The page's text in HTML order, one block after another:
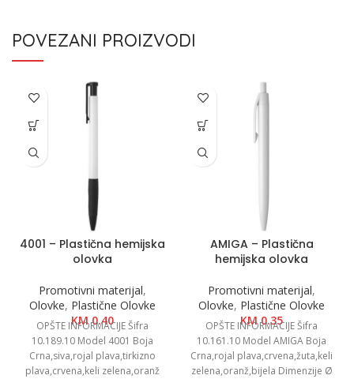
POVEZANI PROIZVODI
4001 – Plastična hemijska
olovka
Promotivni materijal,
Olovke, Plastične Olovke
KM0.40
OPŠTE INFORMACIJE Šifra
10.189.10 Model 4001 Boja
Crna,siva,rojal plava,tirkizno
plava,crvena,keli zelena,oranž
AMIGA – Plastična
hemijska olovka
Promotivni materijal,
Olovke, Plastične Olovke
KM0.35
OPŠTE INFORMACIJE Šifra
10.161.10 Model AMIGA Boja
Crna,rojal plava,crvena,žuta,keli
zelena,oranž,bijela Dimenzije Ø